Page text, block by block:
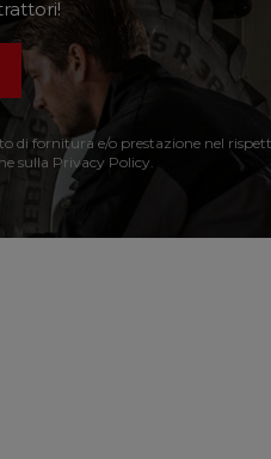
di fornitura e/o prestazione nel
sulla Privacy Policy.